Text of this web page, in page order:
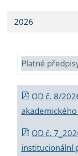
2026
Platné
OD č. 8/
OD č.
institucionální